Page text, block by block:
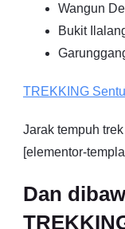
Wangun
Bukit
TREKKING Sentul
Jarak tempuh
[elementor-
Dan